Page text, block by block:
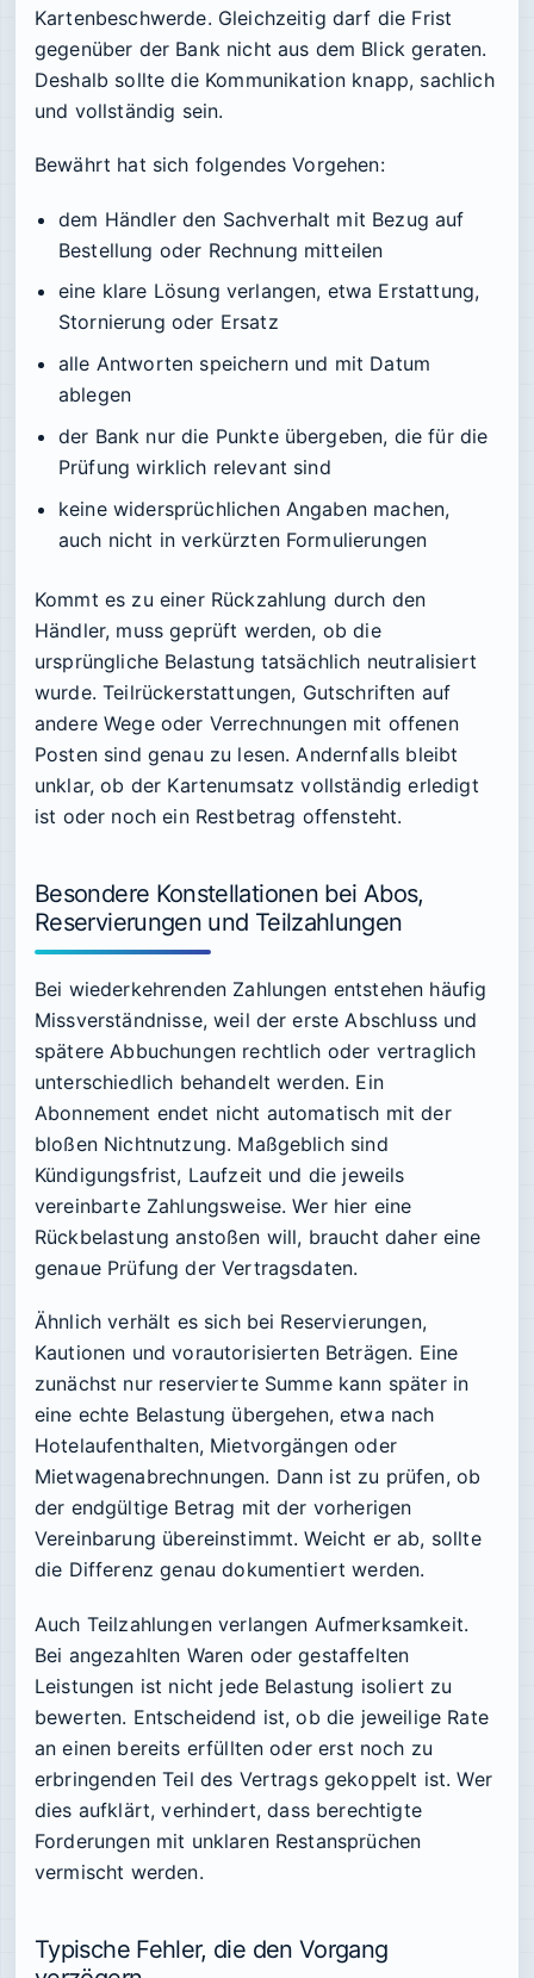
Kartenbeschwerde. Gleichzeitig darf die Frist
gegenüber der Bank nicht aus dem Blick geraten.
Deshalb sollte die Kommunikation knapp, sachlich
und vollständig sein.
Bewährt hat sich folgendes Vorgehen:
dem Händler den Sachverhalt mit Bezug auf
Bestellung oder Rechnung mitteilen
eine klare Lösung verlangen, etwa Erstattung,
Stornierung oder Ersatz
alle Antworten speichern und mit Datum
ablegen
der Bank nur die Punkte übergeben, die für die
Prüfung wirklich relevant sind
keine widersprüchlichen Angaben machen,
auch nicht in verkürzten Formulierungen
Kommt es zu einer Rückzahlung durch den
Händler, muss geprüft werden, ob die
ursprüngliche Belastung tatsächlich neutralisiert
wurde. Teilrückerstattungen, Gutschriften auf
andere Wege oder Verrechnungen mit offenen
Posten sind genau zu lesen. Andernfalls bleibt
unklar, ob der Kartenumsatz vollständig erledigt
ist oder noch ein Restbetrag offensteht.
Besondere Konstellationen bei Abos,
Reservierungen und Teilzahlungen
Bei wiederkehrenden Zahlungen entstehen häufig
Missverständnisse, weil der erste Abschluss und
spätere Abbuchungen rechtlich oder vertraglich
unterschiedlich behandelt werden. Ein
Abonnement endet nicht automatisch mit der
bloßen Nichtnutzung. Maßgeblich sind
Kündigungsfrist, Laufzeit und die jeweils
vereinbarte Zahlungsweise. Wer hier eine
Rückbelastung anstoßen will, braucht daher eine
genaue Prüfung der Vertragsdaten.
Ähnlich verhält es sich bei Reservierungen,
Kautionen und vorautorisierten Beträgen. Eine
zunächst nur reservierte Summe kann später in
eine echte Belastung übergehen, etwa nach
Hotelaufenthalten, Mietvorgängen oder
Mietwagenabrechnungen. Dann ist zu prüfen, ob
der endgültige Betrag mit der vorherigen
Vereinbarung übereinstimmt. Weicht er ab, sollte
die Differenz genau dokumentiert werden.
Auch Teilzahlungen verlangen Aufmerksamkeit.
Bei angezahlten Waren oder gestaffelten
Leistungen ist nicht jede Belastung isoliert zu
bewerten. Entscheidend ist, ob die jeweilige Rate
an einen bereits erfüllten oder erst noch zu
erbringenden Teil des Vertrags gekoppelt ist. Wer
dies aufklärt, verhindert, dass berechtigte
Forderungen mit unklaren Restansprüchen
vermischt werden.
Typische Fehler, die den Vorgang